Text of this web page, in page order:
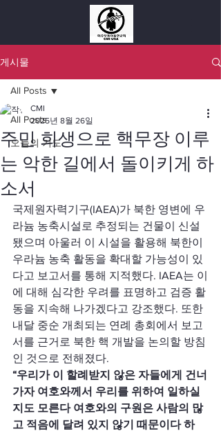
게시물
All Posts
오늘의 기도
All Posts
주민 희생으로 핵무장 이루
는 악한 길에서 돌이키게 하
소서
CMI
2025년 8월 26일
국제원자력기구(IAEA)가 북한 영변에 우
라늄 농축시설로 추정되는 건물이 신설
됐으며 아울러 이 시설을 활용해 북한이
우라늄 농축 활동을 확대할 가능성이 있
다고 보고서를 통해 지적했다. IAEA는 이
에 대해 심각한 우려를 표명하고 검증 활
동을 지속해 나가겠다고 강조했다. 또한
내달 중순 개최되는 연례 총회에서 보고
서를 근거로 북한 핵 개발을 논의할 방침
인 것으로 전해졌다.
“우리가 이 할례받지 않은 자들에게 건너
가자 여호와께서 우리를 위하여 일하실
지도 모른다 여호와의 구원은 사람의 많
고 적음에 달려 있지 않기 때문이다 하